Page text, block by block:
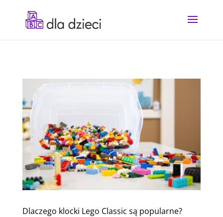
Dlaczego klocki Lego Classic są popularne?